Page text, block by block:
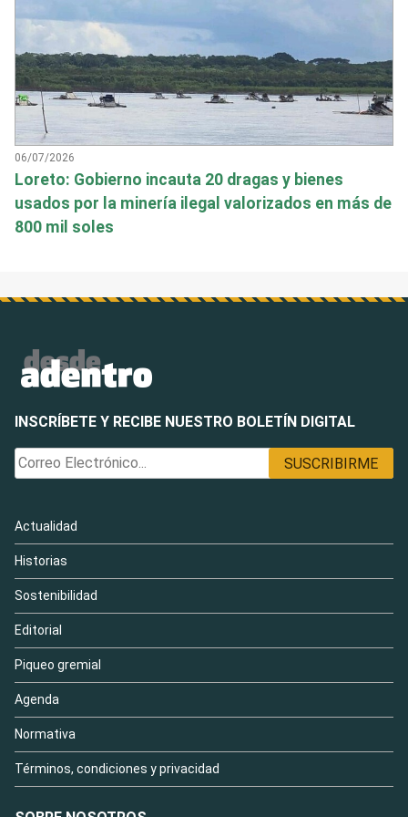
06/07/2026
Loreto: Gobierno incauta 20 dragas y bienes
usados por la minería ilegal valorizados en más de
800 mil soles
INSCRÍBETE Y RECIBE NUESTRO BOLETÍN DIGITAL
Actualidad
Historias
Sostenibilidad
Editorial
Piqueo gremial
Agenda
Normativa
Términos, condiciones y privacidad